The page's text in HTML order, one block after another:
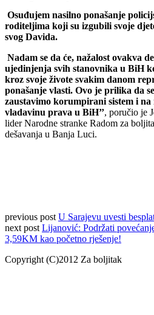
Osuđujem nasilno ponašanje
roditeljima koji su izgubili svoje
svog Davida.
Nadam se da će, nažalost ovakva
ujedinjenja svih stanovnika u BiH
kroz svoje živote svakim danom
ponašanje vlasti. Ovo je prilika da
zaustavimo korumpirani sistem i
vladavinu prava u BiH’’, poručio je
lider Narodne stranke Radom za
dešavanja u Banja Luci.
previous post U Sarajevu uvesti
next post Lijanović: Podržati
3,59KM kao početno rješenje!
Copyright (C)2012 Za boljitak